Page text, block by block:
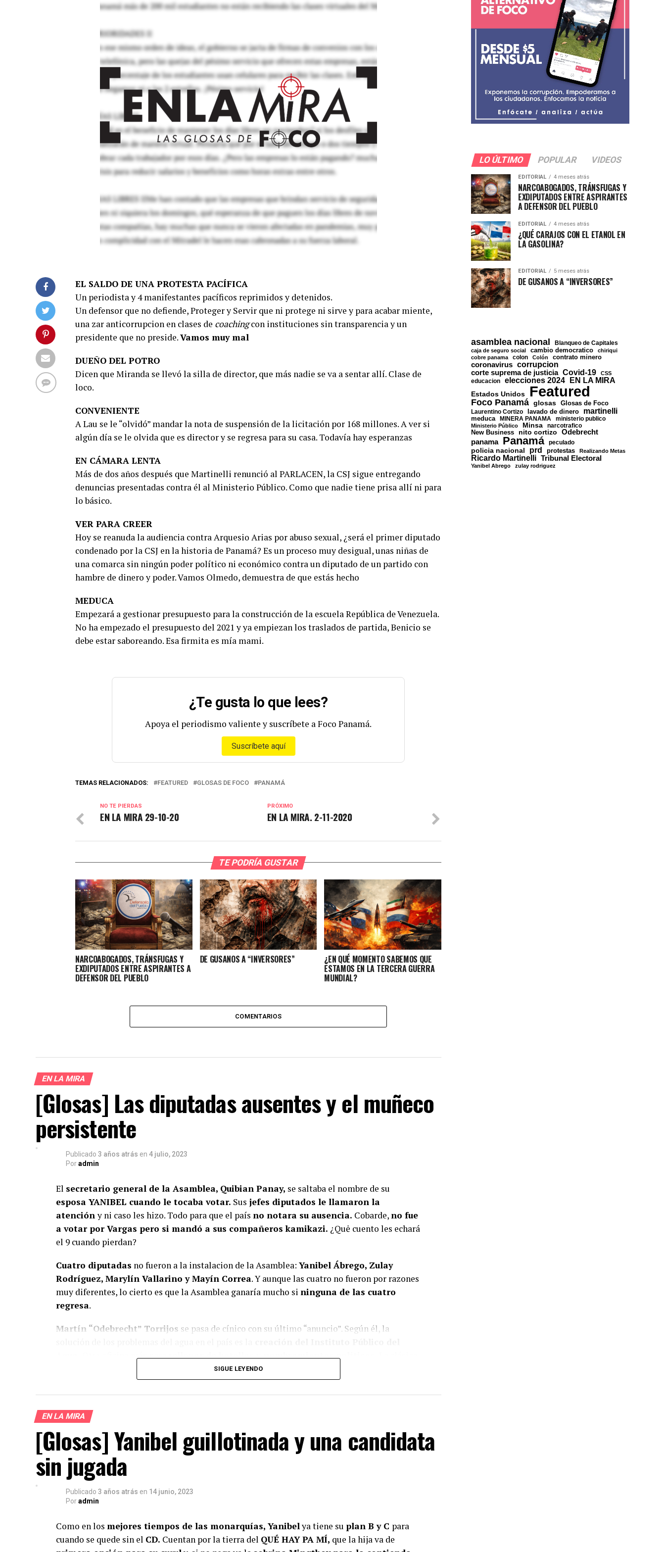
EL SALDO DE UNA PROTESTA PACÍFICA
Un periodista y 4 manifestantes pacíficos reprimidos y detenidos.
Un defensor que no defiende, Proteger y Servir que ni protege ni sirve y para acabar miente,
una zar anticorrupcion en clases de coachingcon instituciones sin transparencia y un
presidente que no preside.Vamos muy mal
DUEÑO DEL POTRO
Dicen que Miranda se llevó la silla de director, que más nadie se va a sentar allí. Clase de
loco.
CONVENIENTE
A Lau se le “olvidó” mandar la nota de suspensión de la licitación por 168 millones. A ver si
algún día se le olvida que es director y se regresa para su casa. Todavía hay esperanzas
EN CÁMARA LENTA
Más de dos años después que Martinelli renunció al PARLACEN, la CSJ sigue entregando
denuncias presentadas contra él al Ministerio Público. Como que nadie tiene prisa allí ni para
lo básico.
VER PARA CREER
Hoy se reanuda la audiencia contra Arquesio Arias por abuso sexual, ¿será el primer diputado
condenado por la CSJ en la historia de Panamá? Es un proceso muy desigual, unas niñas de
una comarca sin ningún poder político ni económico contra un diputado de un partido con
hambre de dinero y poder. Vamos Olmedo, demuestra de que estás hecho
MEDUCA
Empezará a gestionar presupuesto para la construcción de la escuela República de Venezuela.
No ha empezado el presupuesto del 2021 y ya empiezan los traslados de partida, Benicio se
debe estar saboreando. Esa firmita es mía mami.
¿Te gusta lo que lees?
Apoya el periodismo valiente y suscríbete a Foco Panamá.
Suscríbete aquí
TEMAS RELACIONADOS: FEATURED GLOSAS DE FOCO PANAMÁ
PRÓXIMO
EN LA MIRA. 2-11-2020
NO TE PIERDAS
EN LA MIRA 29-10-20
TE PODRÍA GUSTAR
NARCOABOGADOS, TRÁNSFUGAS Y
EXDIPUTADOS ENTRE ASPIRANTES A
DEFENSOR DEL PUEBLO
DE GUSANOS A “INVERSORES” ¿EN QUÉ MOMENTO SABEMOS QUE
ESTAMOS EN LA TERCERA GUERRA
MUNDIAL?
COMENTARIOS
EN LA MIRA
[Glosas] Las diputadas ausentes y el muñeco
persistente
Publicado 3 años atrás en 4 julio, 2023
Poradmin
El secretario general de la Asamblea, Quibian Panay, se saltaba el nombre de su
esposa YANIBEL cuando le tocaba votar. Sus jefes diputados le llamaron la
atencióny ni caso les hizo. Todo para que el país no notara su ausencia. Cobarde,no fue
a votar por Vargas pero si mandó a sus compañeros kamikazi. ¿Quė cuento les echará
el 9 cuando pierdan?
Cuatro diputadas no fueron a la instalacion de la Asamblea: Yanibel Ábrego, Zulay
Rodríguez, Marylín Vallarino y Mayín Correa. Y aunque las cuatro no fueron por razones
muy diferentes, lo cierto es que la Asamblea ganaría mucho si ninguna de las cuatro
regresa.
Martín “Odebrecht” Torrijos se pasa de cínico con su último “anuncio”. Según él, la
Otra oficina más pararellenar de botellas y nombramientos políticos.
de esta calaña de gente, cuando salen del gobierno,dicen tener la solución para
todos los problemas.
¿Te gusta lo que lees?
Apoya el periodismo valiente y suscríbete a Foco Panamá.
SIGUE LEYENDO
EN LA MIRA
[Glosas] Yanibel guillotinada y una candidata
sin jugada
Publicado 3 años atrás en 14 junio, 2023
Poradmin
Como en los mejores tiempos de las monarquías, Yanibelya tiene su plan B y C para
cuando se quede sin el CD. Cuentan por la tierra del QUÉ HAY PA MÍ, que la hija va de
LO ÚLTIMO POPULAR VIDEOS
EDITORIAL 4 meses atrás
NARCOABOGADOS, TRÁNSFUGAS Y
EXDIPUTADOS ENTRE ASPIRANTES
A DEFENSOR DEL PUEBLO
EDITORIAL 4 meses atrás
¿QUÉ CARAJOS CON EL ETANOL EN
LA GASOLINA?
EDITORIAL 5 meses atrás
DE GUSANOS A “INVERSORES”
asamblea nacional Blanqueo de Capitales
caja de seguro social cambio democratico
chiriqui
cobre panama
colon Colón contrato minero
coronavirus corrupcion
corte suprema de justicia Covid-19 CSS
educacion elecciones 2024 EN LA MIRA
Estados Unidos Featured
Foco Panamá glosas Glosas de Foco
Laurentino Cortizo lavado de dinero martinelli
meduca MINERA PANAMA ministerio publico
Ministerio Público Minsa
narcotrafico
New Business
nito cortizo Odebrecht
panama Panamá peculado
policia nacional prd protestas Realizando Metas
Ricardo Martinelli Tribunal Electoral
Yanibel Abrego zulay rodriguez